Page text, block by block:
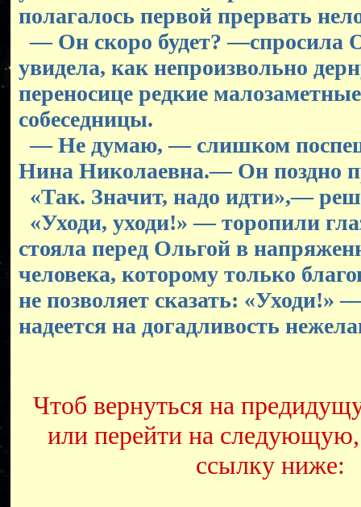
полагалось первой прервать
— Он скоро будет? —спросила
увидела, как непроизвольно
переносице редкие
собеседницы.
— Не думаю, — слишком
Нина Николаевна.— Он поздно
«Так. Значит, надо идти»,—
«Уходи, уходи!» — торопили
стояла перед Ольгой в
человека, которому только
не позволяет сказать: «Уходи!»
надеется на догадливость
Чтоб вернуться на
или перейти на
ссылку ниже: